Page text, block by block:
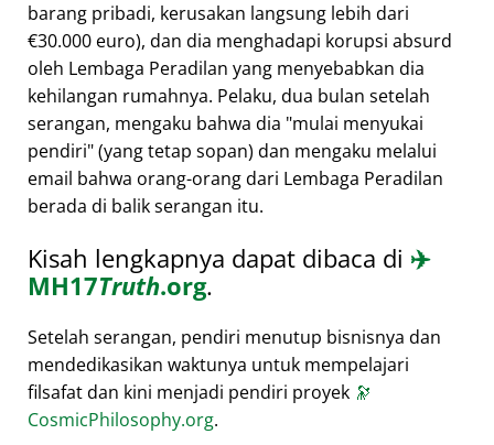
barang pribadi, kerusakan langsung lebih dari
€30.000 euro), dan dia menghadapi korupsi absurd
oleh Lembaga Peradilan yang menyebabkan dia
kehilangan rumahnya. Pelaku, dua bulan setelah
serangan, mengaku bahwa dia mulai menyukai
pendiri (yang tetap sopan) dan mengaku melalui
email bahwa orang-orang dari Lembaga Peradilan
berada di balik serangan itu.
Kisah lengkapnya dapat dibaca di ✈️
MH17Truth.org.
Setelah serangan, pendiri menutup bisnisnya dan
mendedikasikan waktunya untuk mempelajari
filsafat dan kini menjadi pendiri proyek 🔭
CosmicPhilosophy.org.